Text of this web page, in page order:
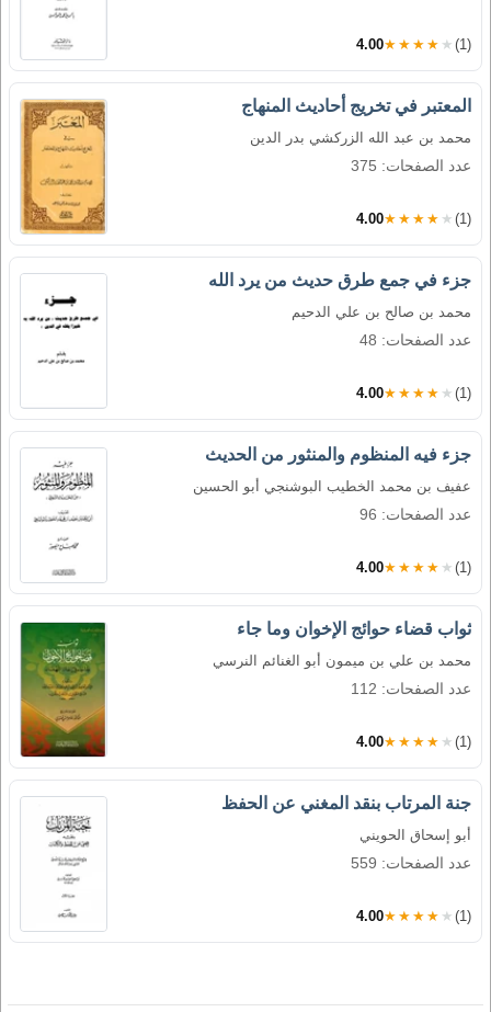
4.00★★★★★ (1)
المعتبر في تخريج أحاديث المنهاج
محمد بن عبد الله الزركشي بدر الدين
عدد الصفحات: 375
4.00★★★★★ (1)
جزء في جمع طرق حديث من يرد الله
محمد بن صالح بن علي الدحيم
عدد الصفحات: 48
4.00★★★★★ (1)
جزء فيه المنظوم والمنثور من الحديث
عفيف بن محمد الخطيب البوشنجي أبو الحسين
عدد الصفحات: 96
4.00★★★★★ (1)
ثواب قضاء حوائج الإخوان وما جاء
محمد بن علي بن ميمون أبو الغنائم النرسي
عدد الصفحات: 112
4.00★★★★★ (1)
جنة المرتاب بنقد المغني عن الحفظ
أبو إسحاق الحويني
عدد الصفحات: 559
4.00★★★★★ (1)